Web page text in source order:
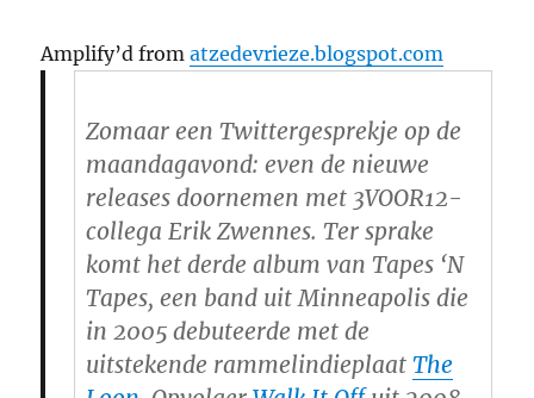
Amplify’d fromatzedevrieze.blogspot.com
Zomaar een Twittergesprekje op de
maandagavond: even de nieuwe
releases doornemen met 3VOOR12-
collega Erik Zwennes. Ter sprake
komt het derde album van Tapes ‘N
Tapes, een band uit Minneapolis die
in 2005 debuteerde met de
uitstekende rammelindieplaat The